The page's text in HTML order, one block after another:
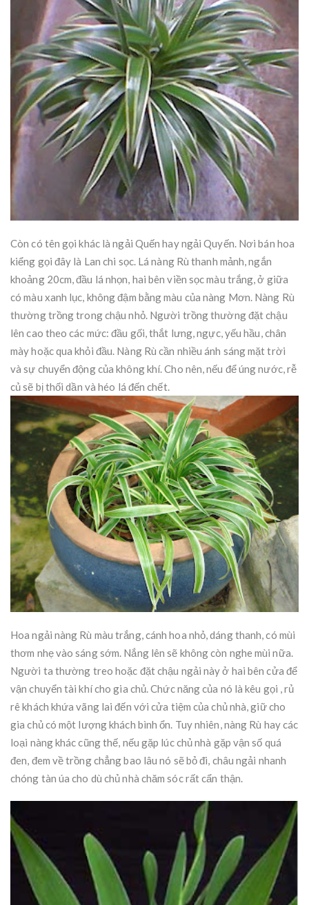
Còn có tên gọi khác là ngải Quến hay ngải Quyến. Nơi bán hoa
kiểng gọi đây là Lan chi sọc. Lá nàng Rù thanh mảnh, ngắn
khoảng 20cm, đầu lá nhọn, hai bên viền sọc màu trắng, ở giữa
có màu xanh lục, không đậm bằng màu của nàng Mơn. Nàng Rù
thường trồng trong chậu nhỏ. Người trồng thường đặt chậu
lên cao theo các mức: đầu gối, thắt lưng, ngực, yếu hầu, chân
mày hoặc qua khỏi đầu. Nàng Rù cần nhiều ánh sáng mặt trời
và sự chuyển động của không khí. Cho nên, nếu để úng nước, rễ
củ sẽ bị thối dần và héo lá đến chết.
Hoa ngải nàng Rù màu trắng, cánh hoa nhỏ, dáng thanh, có mùi
thơm nhẹ vào sáng sớm. Nắng lên sẽ không còn nghe mùi nữa.
Người ta thường treo hoặc đặt chậu ngải này ở hai bên cửa để
vận chuyển tài khí cho gia chủ. Chức năng của nó là kêu gọi , rủ
rê khách khứa vãng lai đến với cửa tiệm của chủ nhà, giữ cho
gia chủ có một lượng khách bình ổn. Tuy nhiên, nàng Rù hay các
loại nàng khác cũng thế, nếu gặp lúc chủ nhà gặp vận số quá
đen, đem về trồng chẳng bao lâu nó sẽ bỏ đi, châu ngải nhanh
chóng tàn úa cho dù chủ nhà chăm sóc rất cẩn thận.